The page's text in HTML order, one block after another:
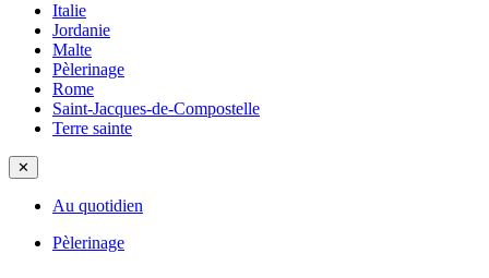
Italie
Jordanie
Malte
Pèlerinage
Rome
Saint-Jacques-de-Compostelle
Terre sainte
✕
Au quotidien
Pèlerinage